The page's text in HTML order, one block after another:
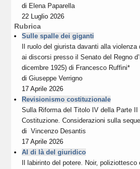
di Elena Paparella
22 Luglio 2026
Rubrica
Sulle spalle dei giganti
Il ruolo del giurista davanti alla
ai discorsi presso il Senato del Regno
dicembre 1925) di Francesco Ruffini*
diGiuseppe Verrigno
17 Aprile 2026
Revisionismo costituzionale
Sulla Riforma del Titolo IV della Parte II
Costituzione. Considerazioni sulla
diVincenzo Desantis
17 Aprile 2026
Al di là del giuridico
Il labirinto del potere. Noir,